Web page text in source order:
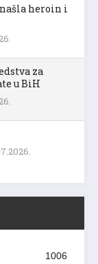
heroin i
za
u BiH
1006